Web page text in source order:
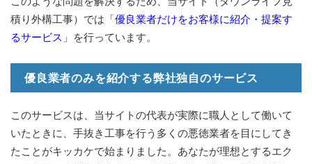
積り外構工事）では「優良業者だけをお客様に紹介・提案す
るサービス 」を行っています。
優良業者のみを紹介する弊社独自のサービス
このサービスは、当サイトの代表が実際に職人として働いて
いたときに、手抜き工事を行う多くの悪徳業者を目にしてき
たことがキッカケで始まりました。あなたが理想とするエク